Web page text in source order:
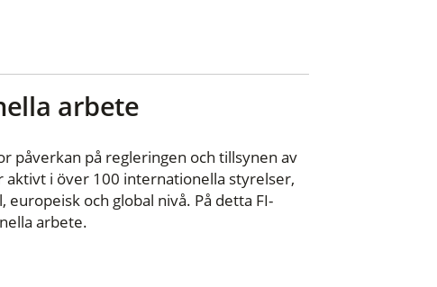
arbete
påverkan på regleringen och tillsynen av
aktivt i över 100 internationella styrelser,
och global nivå. På detta FI-
arbete.